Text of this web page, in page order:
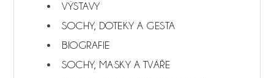
VÝSTAVY
SOCHY, DOTEKY A GESTA
BIOGRAFIE
SOCHY, MASKY A TVÁŘE